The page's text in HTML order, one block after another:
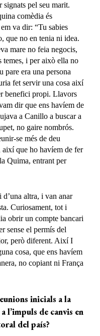
signats pel seu marit.
comèdia és
va dir: “Tu sabies
que no en tenia ni idea.
mare no feia negocis,
temes, i per això ella no
pare era una persona
fet servir una cosa així
benefici propi. Llavors
dir que ens havíem de
a Canillo a buscar a
no gaire nombrós.
se més de deu
així que ho havíem de fer
Quima, entrant per
d’una altra, i van anar
Curiosament, tot i
obrir un compte bancari
sense el permís del
però diferent. Així I
cosa, que ens havíem
no copiant ni França
inicials a la
l’impuls de canvis en
del país?